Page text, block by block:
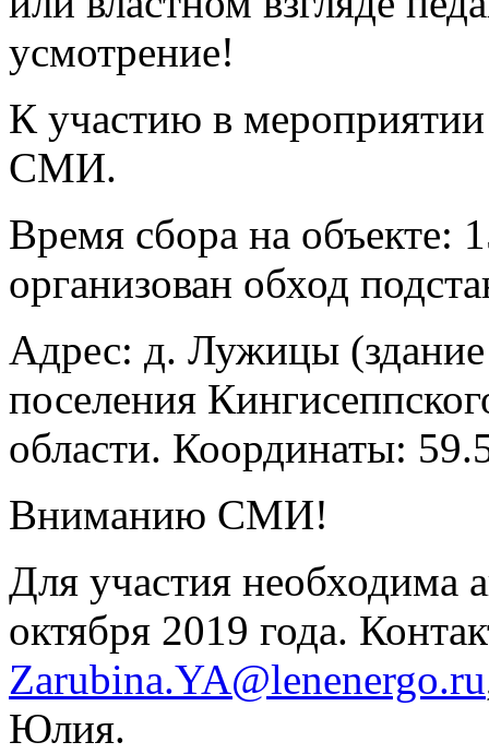
усмотрение!
К участию в
СМИ.
Время сбора на объекте:
организован обход
Адрес: д. Лужицы (здание
поселения
области. Координаты:
Вниманию СМИ!
Для участия необходима
октября 2019 года.
Zarubina.YA@lenenergo.ru
Юлия.